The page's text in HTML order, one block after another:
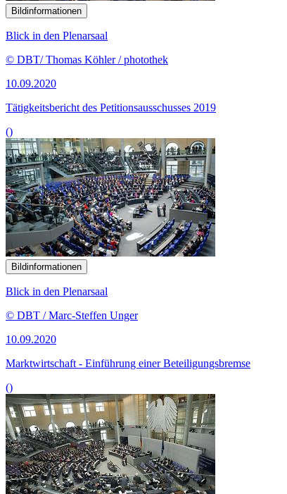
Bildinformationen
Blick in den Plenarsaal
© DBT/ Thomas Köhler / photothek
10.09.2020
Tätigkeitsbericht des Petitionsausschusses 2019
()
Bildinformationen
Blick in den Plenarsaal
© DBT / Marc-Steffen Unger
10.09.2020
Marktwirtschaft - Einführung einer Beteiligungsbremse
()